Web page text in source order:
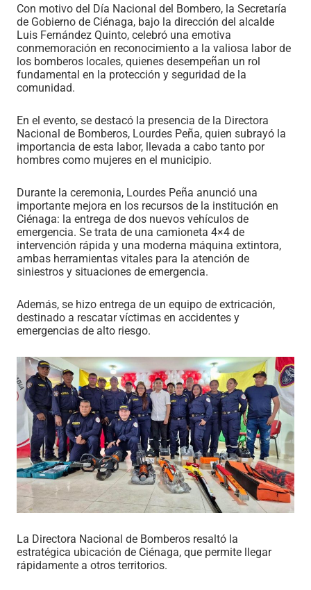
Con motivo del Día Nacional del Bombero, la Secretaría
de Gobierno de Ciénaga, bajo la dirección del alcalde
Luis Fernández Quinto, celebró una emotiva
conmemoración en reconocimiento a la valiosa labor de
los bomberos locales, quienes desempeñan un rol
fundamental en la protección y seguridad de la
comunidad.
En el evento, se destacó la presencia de la Directora
Nacional de Bomberos, Lourdes Peña, quien subrayó la
importancia de esta labor, llevada a cabo tanto por
hombres como mujeres en el municipio.
Durante la ceremonia, Lourdes Peña anunció una
importante mejora en los recursos de la institución en
Ciénaga: la entrega de dos nuevos vehículos de
emergencia. Se trata de una camioneta 4×4 de
intervención rápida y una moderna máquina extintora,
ambas herramientas vitales para la atención de
siniestros y situaciones de emergencia.
Además, se hizo entrega de un equipo de extricación,
destinado a rescatar víctimas en accidentes y
emergencias de alto riesgo.
La Directora Nacional de Bomberos resaltó la
estratégica ubicación de Ciénaga, que permite llegar
rápidamente a otros territorios.